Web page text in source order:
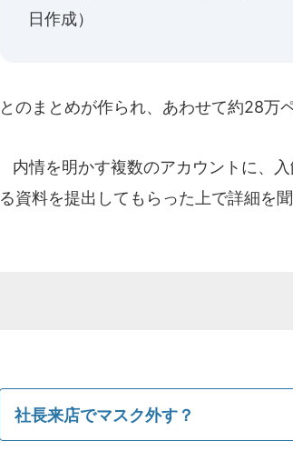
日作成）
とのまとめが作られ、あわせて約28万
内情を明かす複数のアカウントに、
る資料を提出してもらった上で詳細を聞
社長来店でマスク外す？